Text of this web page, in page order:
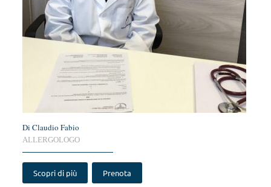
Di Claudio Fabio
ALLERGOLOGO
Scopri di più Prenota